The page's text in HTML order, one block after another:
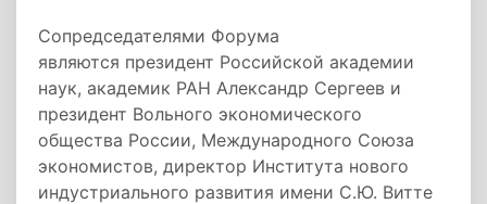
Сопредседателями Форума
являются президент Российской академии
наук, академик РАН Александр Сергеев и
президент Вольного экономического
общества России, Международного Союза
экономистов, директор Института нового
индустриального развития имени С.Ю. Витте